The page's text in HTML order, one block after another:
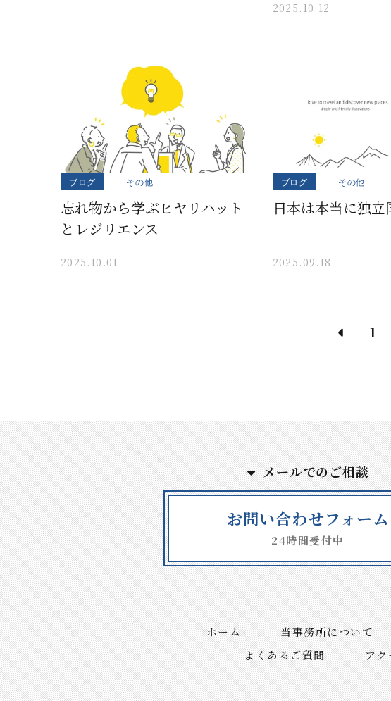
2025.10.12
ブログ その他
忘れ物から学ぶヒヤリハット
とレジリエンス
2025.10.01
ブログ その他
日本は本当に独
2025.09.18
1
メールでのご相談
お問い合わせフォーム
24時間受付中
ホーム 当事務所について
よくあるご質問
アク